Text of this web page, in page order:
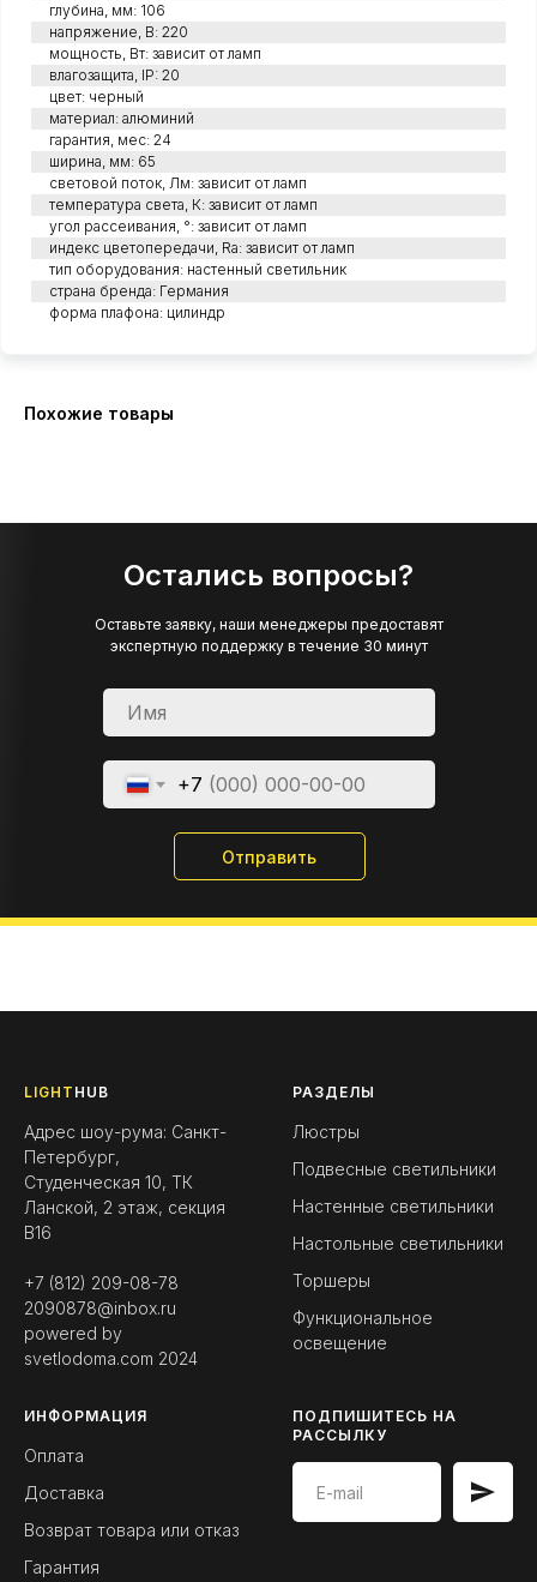
глубина, мм: 106
напряжение, В: 220
мощность, Вт: зависит от ламп
влагозащита, IP: 20
цвет: черный
материал: алюминий
гарантия, мес: 24
ширина, мм: 65
световой поток, Лм: зависит от ламп
температура света, К: зависит от ламп
угол рассеивания, °: зависит от ламп
индекс цветопередачи, Ra: зависит от ламп
тип оборудования: настенный светильник
страна бренда: Германия
форма плафона: цилиндр
Похожие товары
Остались вопросы?
+7
Отправить
Оставьте заявку, наши менеджеры предоставят
экспертную поддержку в течение 30 минут
LIGHT HUB
Адрес шоу-рума: Санкт-
Петербург,
Студенческая 10, ТК
Ланской, 2 этаж, секция
B16
+7 (812) 209-08-78
2090878@inbox.ru
powered by
svetlodoma.com 2024
РАЗДЕЛЫ
Люстры
Подвесные светильники
Настенные светильники
Настольные светильники
Торшеры
Функциональное
освещение
ИНФОРМАЦИЯ
Оплата
Доставка
Возврат товара или отказ
Гарантия
ПОДПИШИТЕСЬ НА
РАССЫЛКУ